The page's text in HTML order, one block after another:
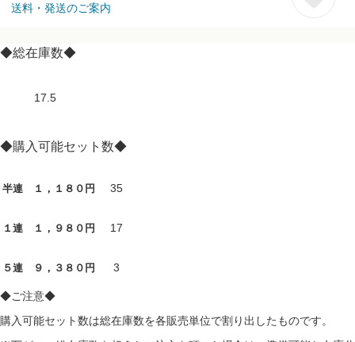
送料・発送のご案内
◆総在庫数◆
17.5
◆購入可能セット数◆
半連 １，１８０円 35
１連 １，９８０円 17
５連 ９，３８０円 3
◆ご注意◆
購入可能セット数は総在庫数を各販売単位で割り出したものです。